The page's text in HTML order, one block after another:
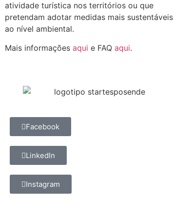
atividade turística nos territórios ou que
pretendam adotar medidas mais sustentáveis
ao nível ambiental.
Mais informações aqui e FAQ aqui.
Facebook
LinkedIn
Instagram